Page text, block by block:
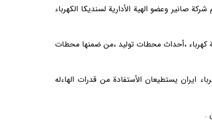
2021/11/24 حضر السید منصور سعیدي مدیر عام شرکة صانیر وعضو الهية الأداریة لسندیکا الکهرباء
کهرباء ،أحداث محطات توليد ،من ضمنها محطات
وقدرات أکثر من600 شرکةعضوالسندیکا لصناعة الکهرباء ایران یستطیعان الأستفادة من قدرات الهاءله
.